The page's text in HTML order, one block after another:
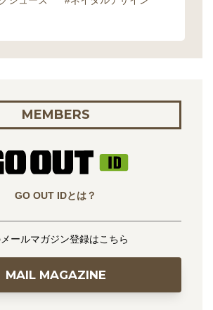
MEMBERS
GO OUT IDとは？
ールマガジン登録はこちら
MAIL MAGAZINE